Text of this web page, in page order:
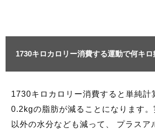
1730キロカロリー消費する運動で何キロ
1730キロカロリー消費すると単純計
0.2kgの脂肪が減ることになります
以外の水分なども減って、 プラスア